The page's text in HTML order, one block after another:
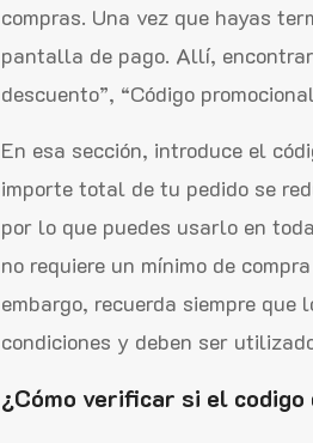
compras. Una vez que hayas
pantalla de pago. Allí,
descuento”, “Código
En esa sección, introduce el
importe total de tu pedido se
por lo que puedes usarlo en
no requiere un mínimo de
embargo, recuerda siempre
condiciones y deben ser
¿Cómo verificar si el